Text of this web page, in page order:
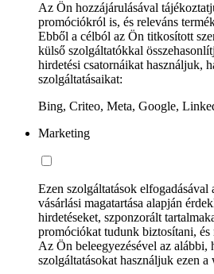
Az Ön hozzájárulásával
promóciókról is, és releváns
Ebből a célból az Ön titkosított
külső szolgáltatókkal
hirdetési csatornáikat használjuk,
szolgáltatásaikat:
Bing, Criteo, Meta, Google,
Marketing
Ezen szolgáltatások elfogadásával
vásárlási magatartása alapján
hirdetéseket, szponzorált
promóciókat tudunk biztosítani,
Az Ön beleegyezésével az alábbi,
szolgáltatásokat használjuk ezen a